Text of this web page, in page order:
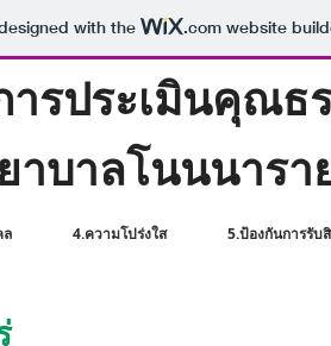
with the .comwebsite
รประเมินคุณธ
าบาลโนนนาร
ล 4.ความโปร่งใส 5.ป้องกันการรับ